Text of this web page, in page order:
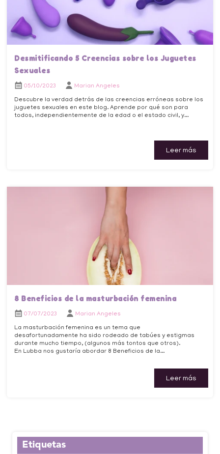
Desmitificando 5 Creencias sobre los Juguetes
Sexuales
05/10/2023 Marian Angeles
Descubre la verdad detrás de las creencias erróneas sobre los
juguetes sexuales en este blog. Aprende por qué son para
todos, independientemente de la edad o el estado civil, y...
Leer más
8 Beneficios de la masturbación femenina
07/07/2023 Marian Angeles
La masturbación femenina es un tema que
desafortunadamente ha sido rodeado de tabúes y estigmas
durante mucho tiempo, (algunos más tontos que otros).
En Lubba nos gustaría abordar 8 Beneficios de la...
Leer más
Etiquetas